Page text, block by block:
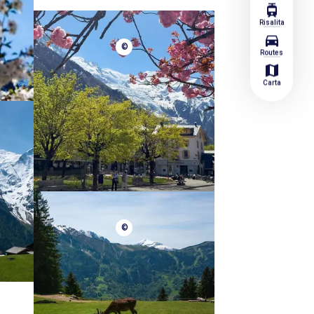
tram
Risalita
directions_car
Routes
map
Carta
©
©